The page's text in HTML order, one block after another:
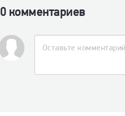
0 комментариев